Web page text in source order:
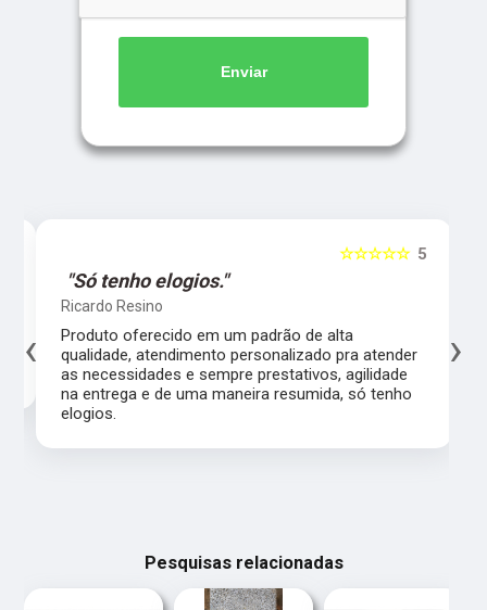
Enviar
5
☆☆☆☆☆
"Só tenho elogios."
Ricardo Resino
Produto oferecido em um padrão de alta
qualidade, atendimento personalizado pra atender
as necessidades e sempre prestativos, agilidade
na entrega e de uma maneira resumida, só tenho
elogios.
‹ ›
Pesquisas relacionadas